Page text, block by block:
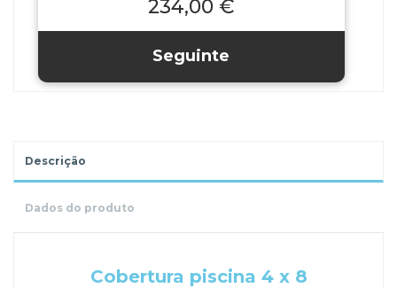
234,00 €
Descrição
Dados do produto
Cobertura piscina 4 x 8